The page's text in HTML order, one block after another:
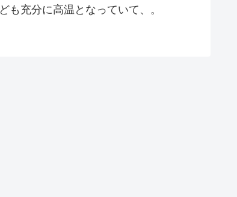
ども充分に高温となっていて、。